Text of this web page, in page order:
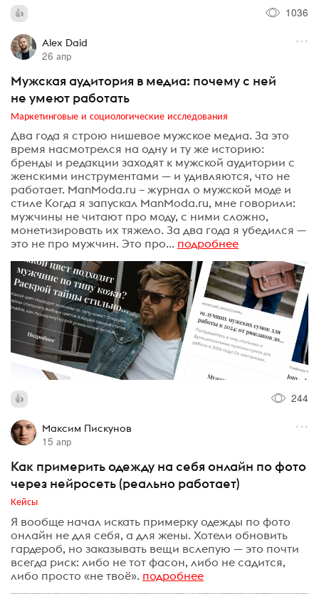
1036
Alex Daid
26 апр
Мужская аудитория в медиа: почему с ней
не умеют работать
Маркетинговые и социологические исследования
Два года я строю нишевое мужское медиа. За это
время насмотрелся на одну и ту же историю:
бренды и редакции заходят к мужской аудитории с
женскими инструментами — и удивляются, что не
работает. ManModa.ru – журнал о мужской моде и
стиле Когда я запускал ManModa.ru, мне говорили:
мужчины не читают про моду, с ними сложно,
монетизировать их тяжело. За два года я убедился —
это не про мужчин. Это про... подробнее
244
Максим Пискунов
15 апр
Как примерить одежду на себя онлайн по фото
через нейросеть (реально работает)
Кейсы
Я вообще начал искать примерку одежды по фото
онлайн не для себя, а для жены. Хотели обновить
гардероб, но заказывать вещи вслепую — это почти
всегда риск: либо не тот фасон, либо не садится,
либо просто «не твоё». подробнее